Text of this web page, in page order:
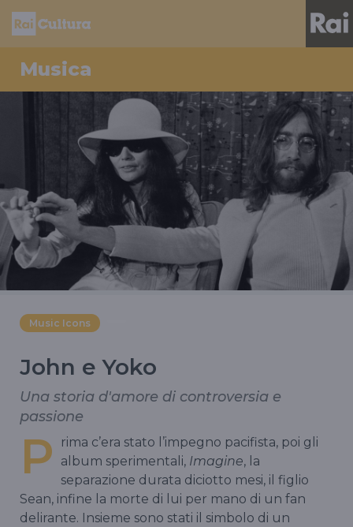
Musica
Music Icons
John e Yoko
Una storia d'amore di controversia e
passione
P
rima c’era stato l’impegno pacifista, poi gli
album sperimentali, Imagine, la
separazione durata diciotto mesi, il figlio
Sean, infine la morte di lui per mano di un fan
delirante. Insieme sono stati il simbolo di un